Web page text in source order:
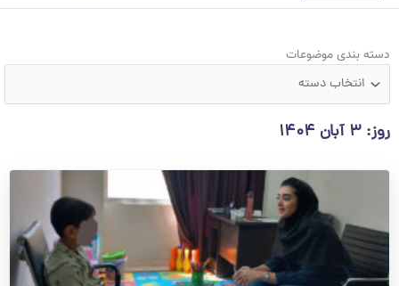
دسته بندی موضوعات
دسته
موضوعات
روز: ۳ آبان ۱۴۰۴